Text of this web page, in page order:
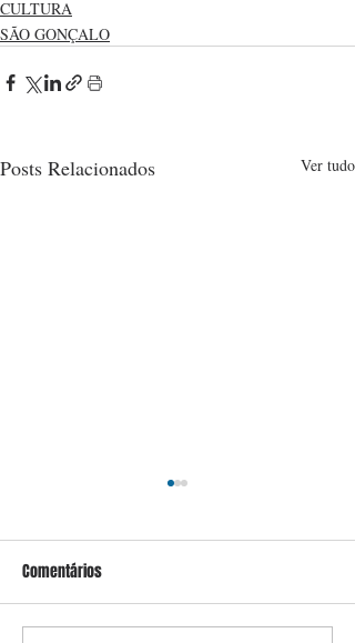
CULTURA
SÃO GONÇALO
Posts Relacionados Ver tudo
Comentários